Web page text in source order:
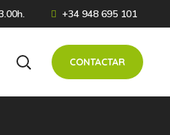
+34 948 695 101
CONTACTAR